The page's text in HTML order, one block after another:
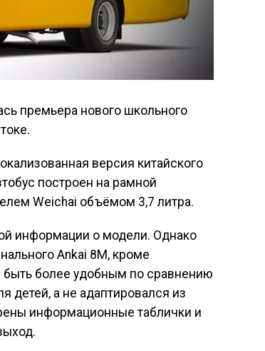
премьера нового школьного
версия китайского
построен на рамной
Weichai объёмом 3,7 литра.
информации о модели. Однако
Ankai 8M, кроме
быть более удобным по сравнению
детей, а не адаптировался из
информационные таблички и